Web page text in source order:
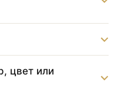
цвет или